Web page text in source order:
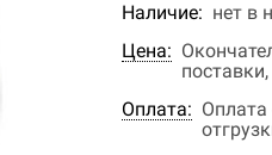
Наличие: нет в
Цена:
Оплата: Оплата